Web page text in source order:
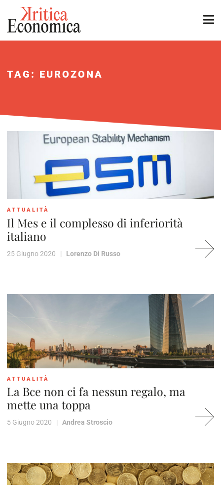
TAG: EUROZONA
ATTUALITÀ
Il Mes e il complesso di inferiorità
italiano
25 Giugno 2020 | Lorenzo Di Russo
ATTUALITÀ
La Bce non ci fa nessun regalo, ma
mette una toppa
5 Giugno 2020 | Andrea Stroscio